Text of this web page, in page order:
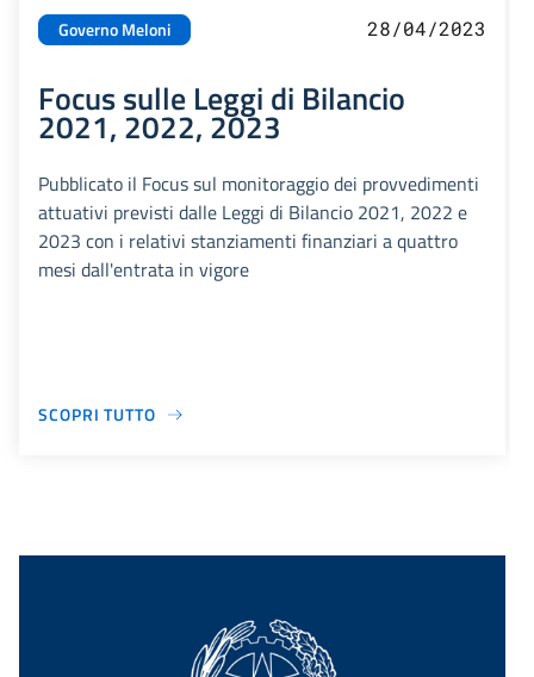
Governo Meloni 28/04/2023
Focus sulle Leggi di Bilancio
2021, 2022, 2023
Pubblicato il Focus sul monitoraggio dei provvedimenti
attuativi previsti dalle Leggi di Bilancio 2021, 2022 e
2023 con i relativi stanziamenti finanziari a quattro
mesi dall'entrata in vigore
SCOPRI TUTTO